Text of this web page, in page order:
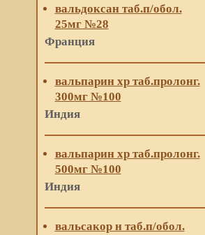
вальдоксан таб.п/обол.
25мг №28
Франция
вальпарин хр таб.пролонг.
300мг №100
Индия
вальпарин хр таб.пролонг.
500мг №100
Индия
вальсакор н таб.п/обол.